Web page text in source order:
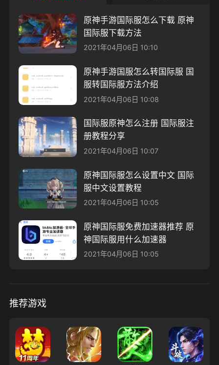
原神手游国际服怎么下载 原神
国际服下载方法
2021年04月06日 10:10
原神手游国服怎么转国际服 国
服转国际服方法介绍
2021年04月06日 10:08
国际服原神怎么注册 国际服注
册教程分享
2021年04月06日 10:07
原神国际服怎么设置中文 国际
服中文设置教程
2021年04月06日 10:05
原神国际服免费加速器推荐 原
神国际服用什么加速器
2021年04月06日 10:05
推荐游戏